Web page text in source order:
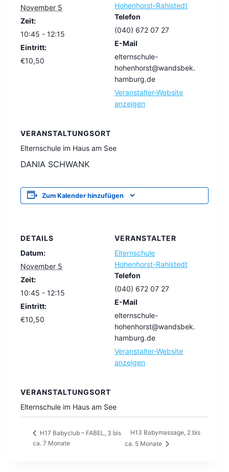
November 5
Zeit:
10:45 - 12:15
Eintritt:
€10,50
Hohenhorst-Rahlstedt
Telefon
(040) 672 07 27
E-Mail
elternschule-
hohenhorst@wandsbek.
hamburg.de
Veranstalter-Website
anzeigen
VERANSTALTUNGSORT
Elternschule im Haus am See
DANIA SCHWANK
Zum Kalender hinzufügen
DETAILS
Datum:
November 5
Zeit:
10:45 - 12:15
Eintritt:
€10,50
VERANSTALTER
Elternschule
Hohenhorst-Rahlstedt
Telefon
(040) 672 07 27
E-Mail
elternschule-
hohenhorst@wandsbek.
hamburg.de
Veranstalter-Website
anzeigen
VERANSTALTUNGSORT
Elternschule im Haus am See
H17 Babyclub – FABEL, 3 bis
ca. 7 Monate
H13 Babymassage, 2 bis
ca. 5 Monate